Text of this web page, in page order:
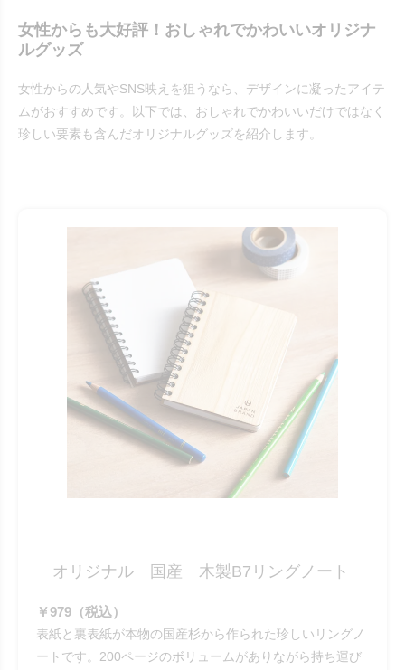
女性からも大好評！おしゃれでかわいいオリジナ
ルグッズ
女性からの人気やSNS映えを狙うなら、デザインに凝ったアイテ
ムがおすすめです。以下では、おしゃれでかわいいだけではなく
珍しい要素も含んだオリジナルグッズを紹介します。
オリジナル 国産 木製B7リングノート
￥979（税込）
表紙と裏表紙が本物の国産杉から作られた珍しいリングノ
ートです。200ページのボリュームがありながら持ち運び